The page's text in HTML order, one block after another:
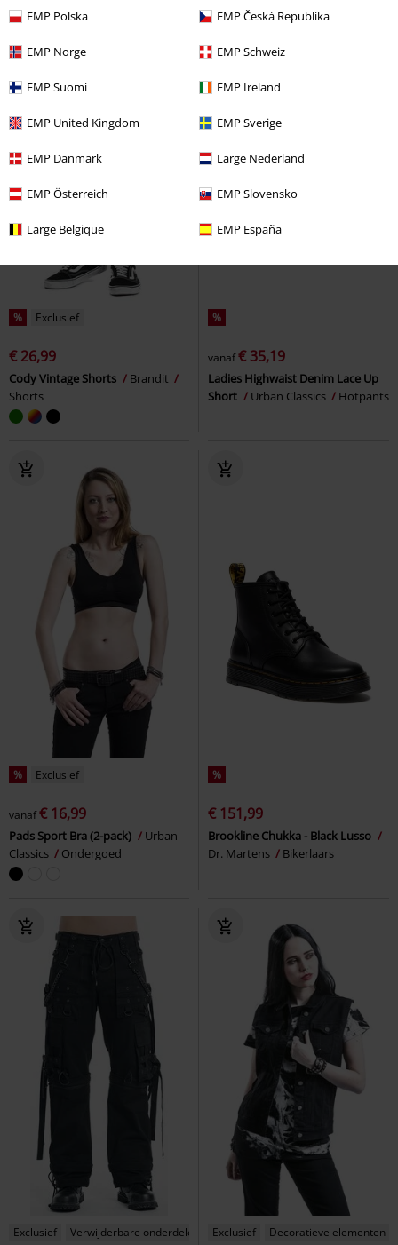
EMP Polska EMP Česká Republika
EMP Norge EMP Schweiz
EMP Suomi EMP Ireland
EMP United Kingdom EMP Sverige
EMP Danmark Large Nederland
EMP Österreich EMP Slovensko
Large Belgique EMP España
% Exclusief
€ 26,99
Cody Vintage Shorts
Brandit
Shorts
%
vanaf€ 35,19
Ladies Highwaist Denim Lace Up
Short
Urban Classics Hotpants
% Exclusief
vanaf€ 16,99
Pads Sport Bra (2-pack)
Urban
Classics
Ondergoed
%
€ 151,99
Brookline Chukka - Black Lusso
Dr. Martens
Bikerlaars
Exclusief
Verwijderbare onderdelen
Exclusief
Decoratieve elementen